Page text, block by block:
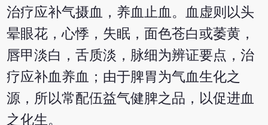
治疗应补气摄血，养血止血。血虚则以头
晕眼花，心悸，失眠，面色苍白或萎黄，
唇甲淡白，舌质淡，脉细为辨证要点，治
疗应补血养血；由于脾胃为气血生化之
源，所以常配伍益气健脾之品，以促进血
之化生。